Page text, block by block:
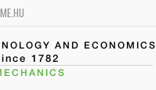
AND ECONOMICS
1782